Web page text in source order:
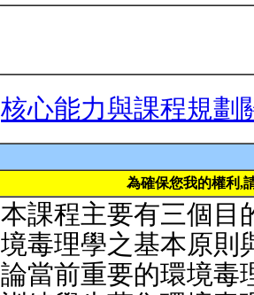
核心能力與課程規劃
為確保您我的權利,
本課程主要有三個目
境毒理學之基本原則
論當前重要的環境毒